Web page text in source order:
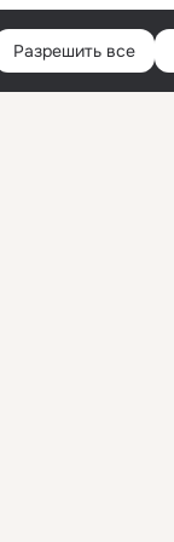
Войти
Разрешить все